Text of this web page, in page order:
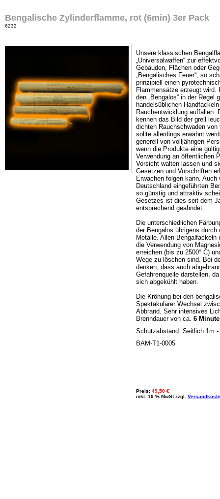
Bengalische Zylinderflamme, rot (6min) 3er Pack
6232
Unsere klassischen
„Universalwaffen“ zur
Gebäuden, Flächen oder
„Bengalisches Feuer“, so
prinzipiell einen
Flammensätze erzeugt wird.
den „Bengalos“ in der Regel
handelsüblichen
Rauchentwicklung auffallen.
kennen das Bild der grell
dichten Rauchschwaden
sollte allerdings erwähnt
generell von volljährigen
wenn die Produkte eine
Verwendung an öffentlichen
Vorsicht walten lassen und
Gesetzen und Vorschriften
Erwachen folgen kann.
Deutschland eingeführten
so günstig und attraktiv
Gesetzes ist dies seit dem
entsprechend geahndet.
Die unterschiedlichen
der Bengalos übrigens
Metalle. Allen
die Verwendung von
erreichen (bis zu 2500° C)
Wege zu löschen sind. Bei
denken, dass auch
Gefahrenquelle darstellen,
sich abgekühlt haben.
Die Krönung bei den
Spektakulärer Wechsel
Abbrand. Sehr intensives
Brenndauer von ca. 6
Schutzabstand: Seitlich 1m
BAM-T1-0005
Preis: 49,50 €
inkl. 19 % MwSt zzgl.